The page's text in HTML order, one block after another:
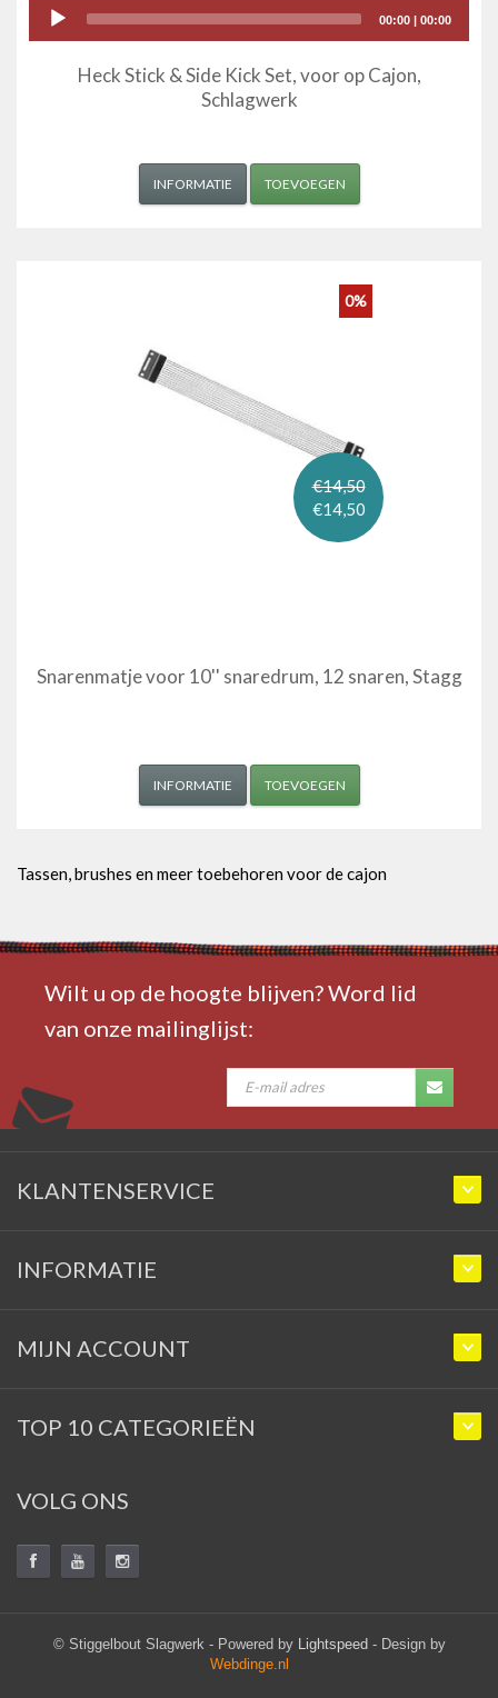
Player
00:00 | 00:00
Heck Stick & Side Kick Set, voor op Cajon,
Schlagwerk
INFORMATIE TOEVOEGEN
€14,50
€14,50
0%
Snarenmatje voor 10'' snaredrum, 12 snaren, Stagg
INFORMATIE TOEVOEGEN
Tassen, brushes en meer toebehoren voor de cajon
Wilt u op de hoogte blijven? Word lid
van onze mailinglijst:
KLANTENSERVICE
INFORMATIE
MIJN ACCOUNT
TOP 10 CATEGORIEËN
VOLG ONS
© Stiggelbout Slagwerk - Powered by Lightspeed- Design by
Webdinge.nl